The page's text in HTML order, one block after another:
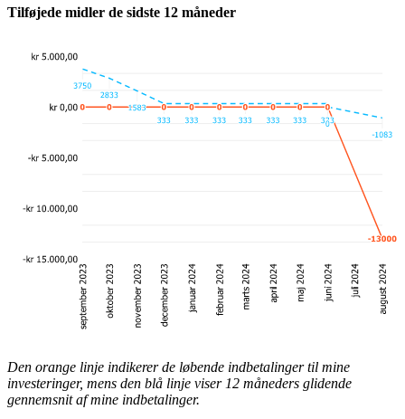
Tilføjede midler de sidste 12 måneder
Den orange linje indikerer de løbende indbetalinger til mine
investeringer, mens den blå linje viser 12 måneders glidende
gennemsnit af mine indbetalinger.